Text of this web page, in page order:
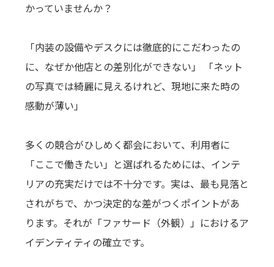
かっていませんか？
「内装の設備やデスクには徹底的にこだわったの
に、なぜか他店との差別化ができない」 「ネット
の写真では綺麗に見えるけれど、現地に来た時の
感動が薄い」
多くの競合がひしめく都会において、利用者に
「ここで働きたい」と選ばれるためには、インテ
リアの充実だけでは不十分です。実は、最も見落と
されがちで、かつ決定的な差がつくポイントがあ
ります。それが「ファサード（外観）」におけるア
イデンティティの確立です。